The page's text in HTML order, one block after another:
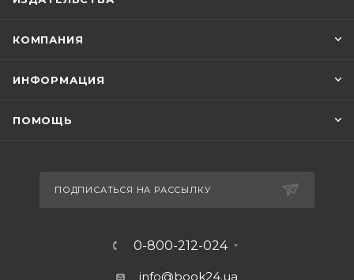
КОМПАНИЯ
ИНФОРМАЦИЯ
ПОМОЩЬ
ПОДПИСАТЬСЯ НА РАССЫЛКУ
0-800-212-024
info@book24.ua